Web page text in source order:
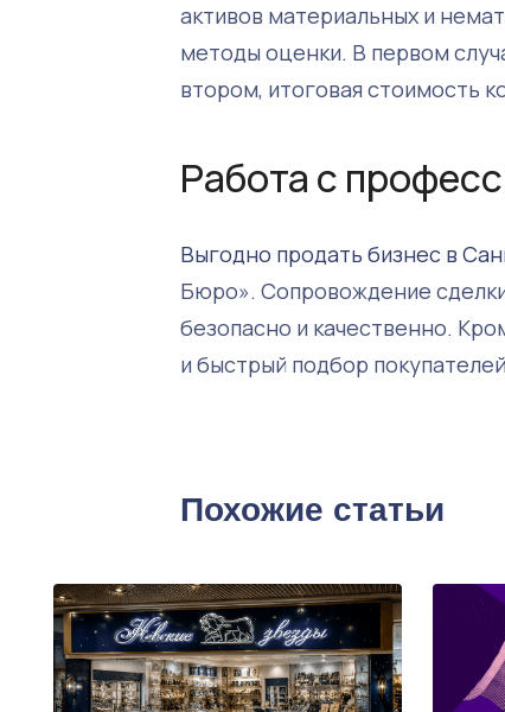
активов материальных и
методы оценки. В первом
втором, итоговая стоимость
Работа с
Выгодно продать бизнес в
Бюро». Сопровождение
безопасно и качественно.
и быстрый подбор
Похожие статьи